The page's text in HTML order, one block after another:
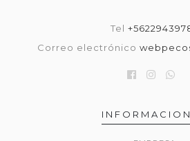
Tel
Correo electrónico